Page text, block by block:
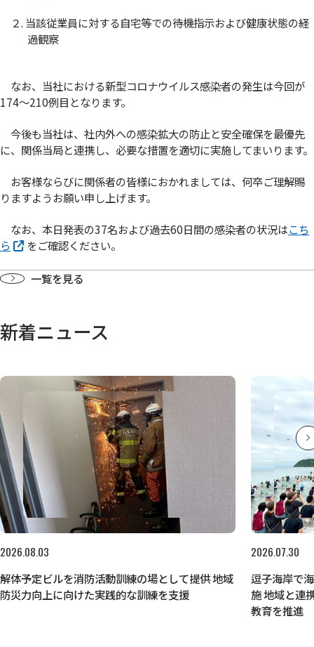
２. 当該従業員に対する自宅等での待機指示および健康状態の経
過観察
なお、当社における新型コロナウイルス感染者の発生は今回が
174～210例目となります。
今後も当社は、社内外への感染拡大の防止と安全確保を最優先
に、関係当局と連携し、必要な措置を適切に実施してまいります。
お客様ならびに関係者の皆様におかれましては、何卒ご理解賜
りますようお願い申し上げます。
なお、本日発表の37名および過去60日間の感染者の状況はこち
ら
をご確認ください。
一覧を見る
新着ニュース
2026.08.03
解体予定ビルを消防活動訓練の場として提供 地域
防災力向上に向けた実践的な訓練を支援
2026.07.30
逗子海岸で
施 地域と連
教育を推進